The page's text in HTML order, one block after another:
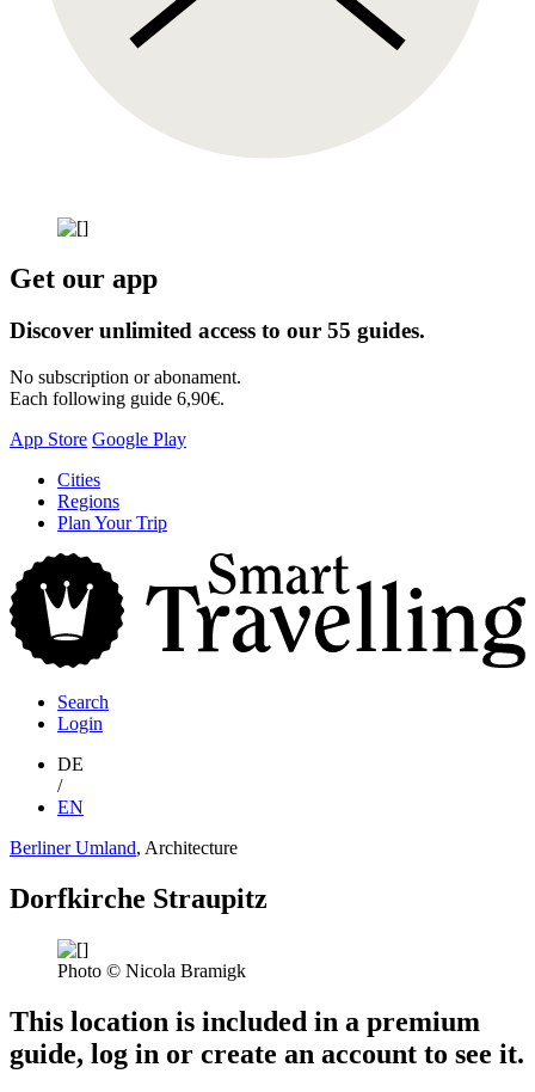
Get our app
Discover unlimited access to our 55 guides.
No subscription or abonament.
Each following guide 6,90€.
App Store Google Play
Skip
content
Cities
Regions
Plan Your Trip
Search
Login
DE
/
EN
Berliner Umland, Architecture
Dorfkirche Straupitz
Photo © Nicola Bramigk
This location is included in a premium
guide, log in or create an account to see it.